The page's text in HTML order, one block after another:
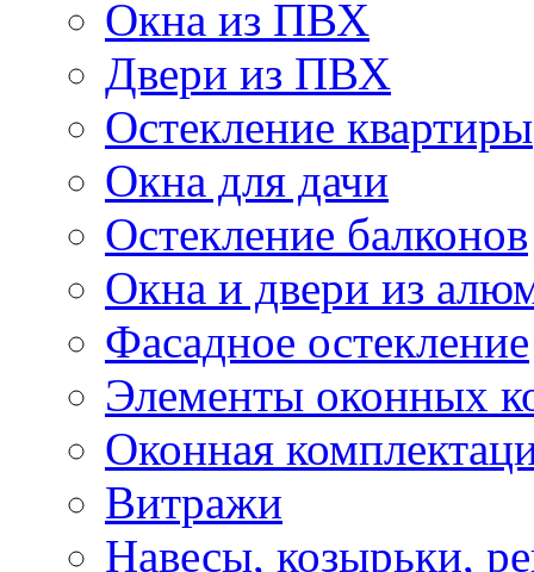
Окна из ПВХ
Двери из ПВХ
Остекление квартиры
Окна для дачи
Остекление балконов
Окна и двери из
Фасадное остекление
Элементы оконных
Оконная
Витражи
Навесы, козырьки,